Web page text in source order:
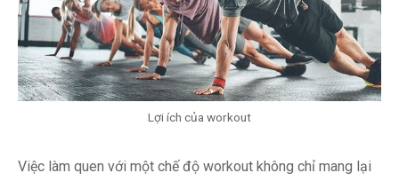
Lợi ích của workout
Việc làm quen với một chế độ workout không chỉ mang lại